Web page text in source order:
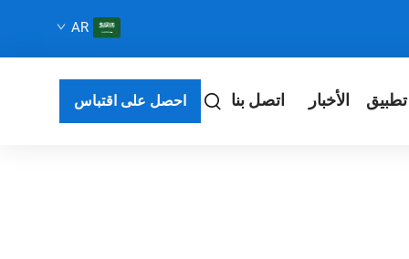
AR
تطبيق الأخبار اتصل بنا احصل على اقتباس